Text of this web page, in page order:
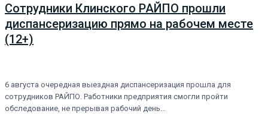
Сотрудники Клинского РАЙПО прошли
диспансеризацию прямо на рабочем месте
(12+)
6 августа очередная выездная диспансеризация прошла для
сотрудников РАЙПО. Работники предприятия смогли пройти
обследование, не прерывая рабочий день…